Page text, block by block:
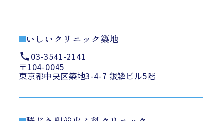
いしいクリニック築地
03-3541-2141
〒104-0045
東京都中央区築地3-4-7 銀鱗ビル5階